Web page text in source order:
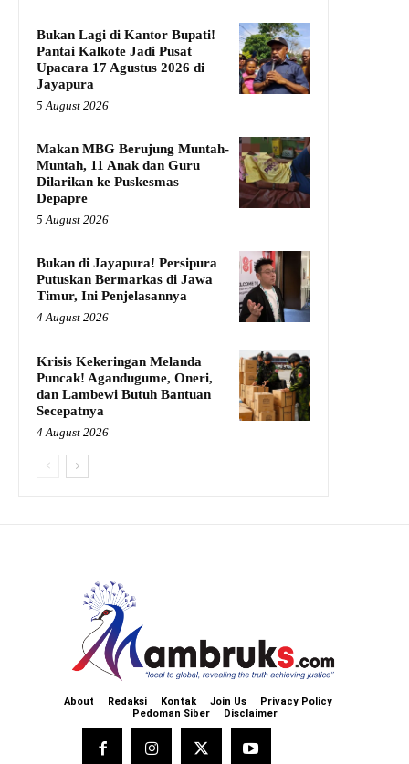
Bukan Lagi di Kantor Bupati!
Pantai Kalkote Jadi Pusat
Upacara 17 Agustus 2026 di
Jayapura
5 August 2026
Makan MBG Berujung Muntah-
Muntah, 11 Anak dan Guru
Dilarikan ke Puskesmas
Depapre
5 August 2026
Bukan di Jayapura! Persipura
Putuskan Bermarkas di Jawa
Timur, Ini Penjelasannya
4 August 2026
Krisis Kekeringan Melanda
Puncak! Agandugume, Oneri,
dan Lambewi Butuh Bantuan
Secepatnya
4 August 2026
About Redaksi Kontak Join Us
Privacy Policy
Pedoman Siber
Disclaimer